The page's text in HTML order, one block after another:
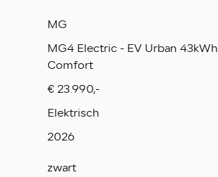
MG
MG4 Electric - EV Urban 43kWh
Comfort
€ 23.990,-
Elektrisch
2026
zwart